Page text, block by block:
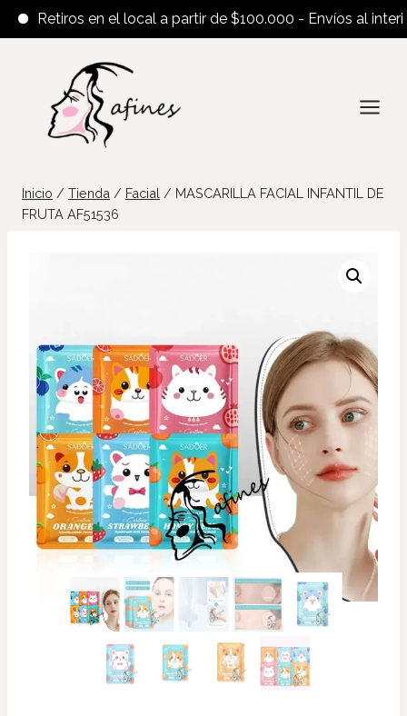
en el local a partir de $100.000 - Envíos al interior a
contenido
Inicio / Tienda / Facial / MASCARILLA FACIAL INFANTIL DE
FRUTA AF51536